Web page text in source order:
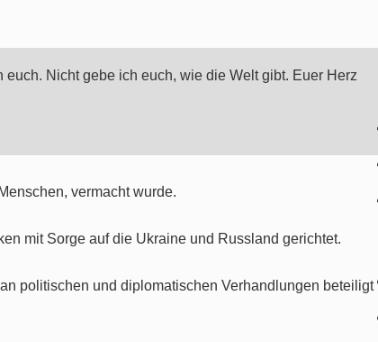
Nicht gebe ich euch, wie die Welt gibt. Euer Herz
vermacht wurde.
mit Sorge auf die Ukraine und Russland gerichtet.
politischen und diplomatischen Verhandlungen beteiligt